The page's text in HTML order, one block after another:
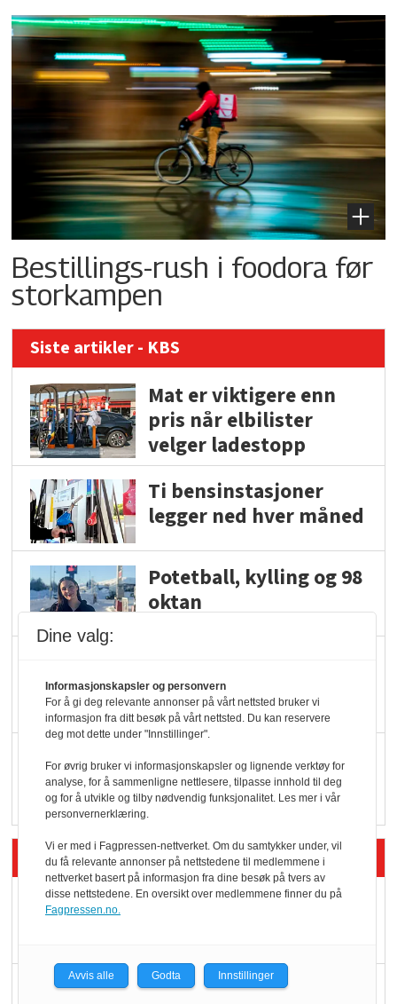
Bestillings-rush i foodora før
storkampen
Siste artikler - KBS
Mat er viktigere enn
pris når elbilister
velger ladestopp
Ti bensinstasjoner
legger ned hver måned
Potetball, kylling og 98
oktan
endring: Stadig større
serveringstilbud
Vokser med ferdigmat
i dagligvare
Siste artikler - Butikk i praksis
Rema-flaggskip
Slik opprettholdes
Dine valg:
Informasjonskapsler og personvern
For å gi deg relevante annonser på vårt nettsted bruker vi
informasjon fra ditt besøk på vårt nettsted. Du kan reservere
deg mot dette under "Innstillinger".
For øvrig bruker vi informasjonskapsler og lignende verktøy for
analyse, for å sammenligne nettlesere, tilpasse innhold til deg
og for å utvikle og tilby nødvendig funksjonalitet. Les mer i vår
personvernerklæring.
Vi er med i Fagpressen-nettverket. Om du samtykker under, vil
du få relevante annonser på nettstedene til medlemmene i
nettverket basert på informasjon fra dine besøk på tvers av
disse nettstedene. En oversikt over medlemmene finner du på
Fagpressen.no.
Avvis alle Godta Innstillinger